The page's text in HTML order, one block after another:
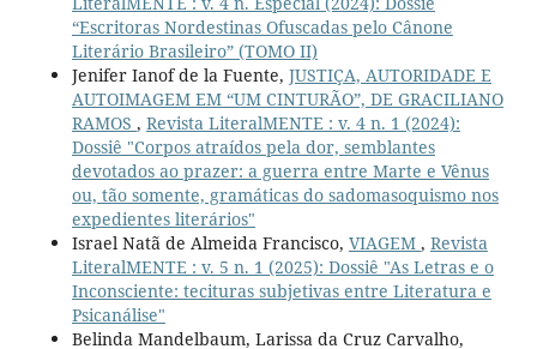
“Escritoras Nordestinas Ofuscadas pelo Cânone
Literário Brasileiro” (TOMO II)
Jenifer Ianof de la Fuente, JUSTIÇA, AUTORIDADE E
AUTOIMAGEM EM “UM CINTURÃO”, DE GRACILIANO
RAMOS , Revista LiteralMENTE : v. 4 n. 1 (2024):
Dossiê "Corpos atraídos pela dor, semblantes
devotados ao prazer: a guerra entre Marte e Vênus
ou, tão somente, gramáticas do sadomasoquismo nos
expedientes literários"
Israel Natã de Almeida Francisco, VIAGEM , Revista
LiteralMENTE : v. 5 n. 1 (2025): Dossiê "As Letras e o
Inconsciente: tecituras subjetivas entre Literatura e
Psicanálise"
Belinda Mandelbaum, Larissa da Cruz Carvalho,